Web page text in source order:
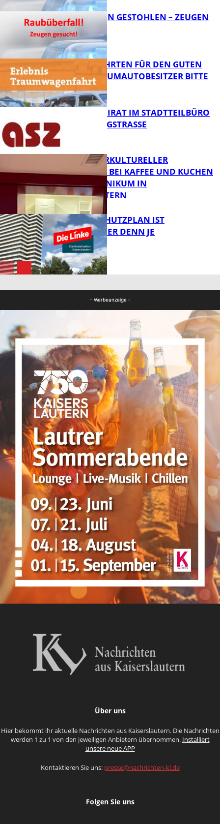
FB News
TEURE KETTEN GESTOHLEN – ZEUGEN
GESUCHT!
FB News
SPENDENFAHRTEN FÜR DEN GUTEN
ZWECK – TRAUMAUTOBESITZER BITTE
MELDEN!
FB News
SENIORENBEIRAT IM STADTTEILBÜRO
IN DER KÖNIGSTRASSE
FB Gesundheit
NEUER INTERKULTURELLER
TREFFPUNKT BEI KAFFEE UND KUCHEN
IM PFALZKLINIKUM IN
KAISERSLAUTERN
EIN HITZESCHUTZPLAN IST
NOTWENDIGER DENN JE
- Werbeanzeige -
Über uns
Hier bekommt ihr aktuelle Nachrichten aus Kaiserslautern. Die Nachrichten
werden 1 zu 1 von den jeweiligen Anbietern übernommen. Installiert
unsere neue APP
Kontaktieren Sie uns: presse@nachrichten-kl.de
Folgen Sie uns